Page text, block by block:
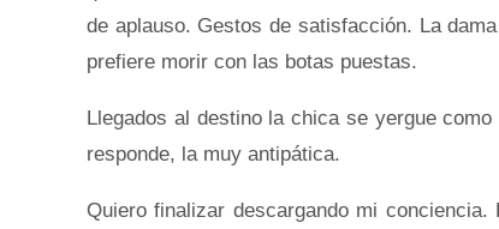
de aplauso. Gestos de satisfacción. La
prefiere morir con las botas puestas.
Llegados al destino la chica se yergue
responde, la muy antipática.
Quiero finalizar descargando mi